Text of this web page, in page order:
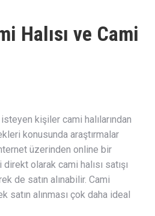
Halısı ve Cami
kişiler cami halılarından
konusunda araştırmalar
üzerinden online bir
olarak cami halısı satışı
de satın alınabilir. Cami
satın alınması çok daha ideal